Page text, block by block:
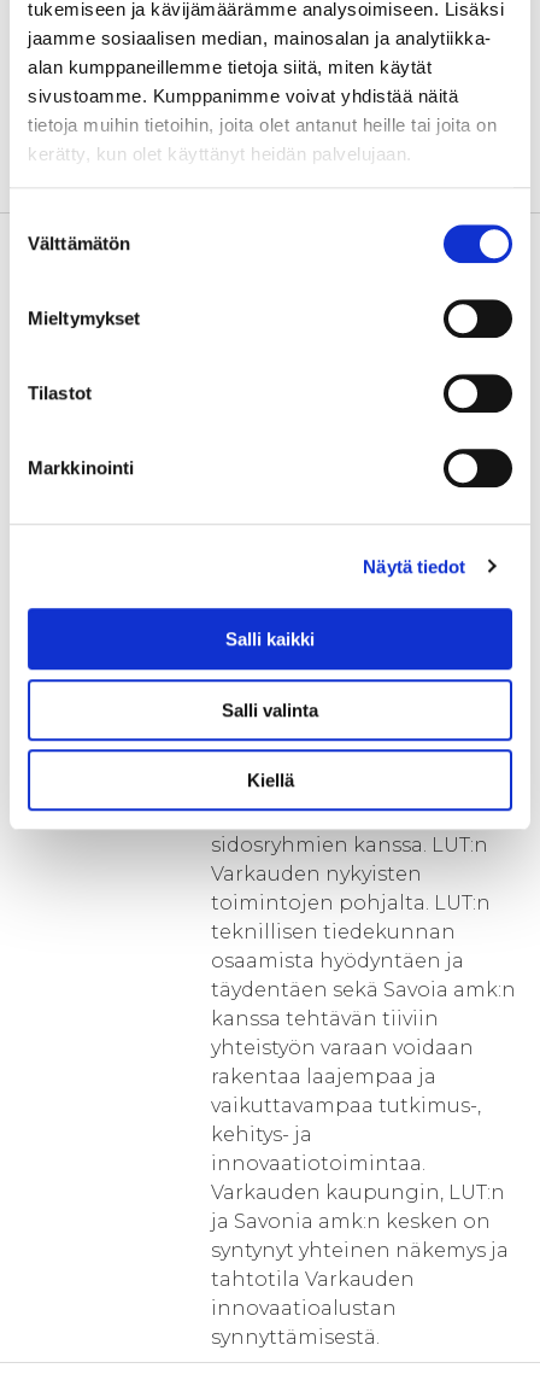
tukemiseen ja kävijämäärämme analysoimiseen. Lisäksi
jaamme sosiaalisen median, mainosalan ja analytiikka-
alan kumppaneillemme tietoja siitä, miten käytät
sivustoamme. Kumppanimme voivat yhdistää näitä
tietoja muihin tietoihin, joita olet antanut heille tai joita on
kerätty, kun olet käyttänyt heidän palvelujaan.
Suostumuksen
valinta
Välttämätön
Mieltymykset
Tilastot
Markkinointi
Näytä tiedot
Salli kaikki
Salli valinta
Kiellä
tulosten hyödyntämiseen
- Edesauttaa uusia
tutkimusinnovaatioita
hyödyntävien liiketoimintojen
ja yritysten syntymistä
- Lisää seudun
Kehittämistarve
maakuntaohjelman mukaan
Varkauden seutua tullaan
vahvistamaan omaleimaisena
ja bioenergiateknologian ja
biojalostuksen keskuksena.
Lappeenrannan teknillisen
toimipisteen toiminta on ollut
pienimuotoista koostuen
pääasiassa yksittäisistä
projekteista. LUT:n Varkauden
toimintojen pidemmän
tähtäimen elinkelpoisuuden
säilyttämiseksi ja
toimintaa on vahvistettava ja
terävöitettävä sekä tiivistettävä
yhteistyötä alueen keskeisten
sidosryhmien kanssa. LUT:n
Varkauden nykyisten
toimintojen pohjalta. LUT:n
teknillisen tiedekunnan
osaamista hyödyntäen ja
täydentäen sekä Savoia amk:n
kanssa tehtävän tiiviin
yhteistyön varaan voidaan
rakentaa laajempaa ja
vaikuttavampaa tutkimus-,
kehitys- ja
innovaatiotoimintaa.
Varkauden kaupungin, LUT:n
ja Savonia amk:n kesken on
syntynyt yhteinen näkemys ja
tahtotila Varkauden
innovaatioalustan
synnyttämisestä.